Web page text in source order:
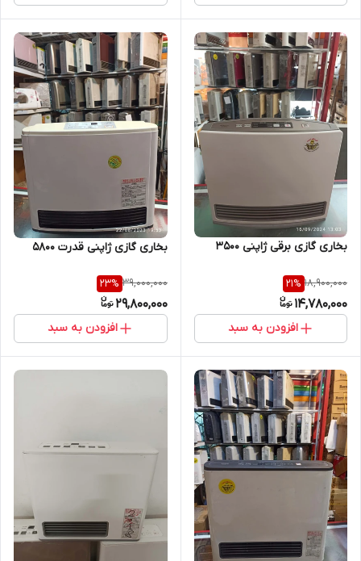
بخاری گازی برقی ژاپنی 3500
18,900,000
21%
14,780,000
افزودن به سبد
بخاری گازی ژاپنی قدرت ۵۸۰۰
39,000,000
23%
29,800,000
افزودن به سبد